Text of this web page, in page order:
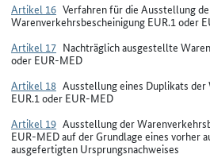
Artikel 16 Verfahren für die Ausstellung
Warenverkehrsbescheinigung EUR.1 oder
Artikel 17 Nachträglich ausgestellte
oder EUR-MED
Artikel 18 Ausstellung eines Duplikats
EUR.1 oder EUR-MED
Artikel 19 Ausstellung der
EUR-MED auf der Grundlage eines vorher
ausgefertigten Ursprungsnachweises